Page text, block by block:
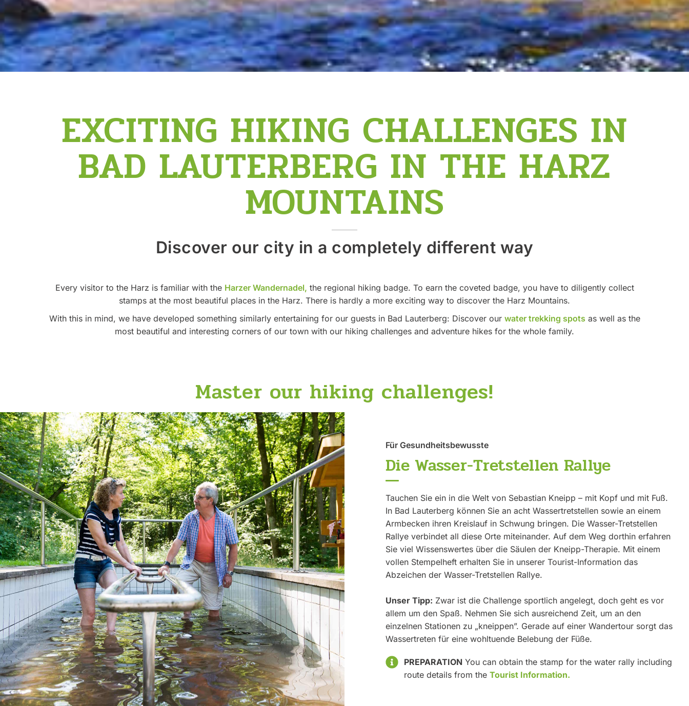
EXCITING HIKING CHALLENGES IN
BAD LAUTERBERG IN THE HARZ
MOUNTAINS
Discover our city in a completely different way
Every visitor to the Harz is familiar with the Harzer Wandernadel, the regional hiking badge. To earn the coveted badge, you have to diligently collect
stamps at the most beautiful places in the Harz. There is hardly a more exciting way to discover the Harz Mountains.
With this in mind, we have developed something similarly entertaining for our guests in Bad Lauterberg: Discover our water trekking spots as well as the
most beautiful and interesting corners of our town with our hiking challenges and adventure hikes for the whole family.
Master our hiking challenges!
Für Gesundheitsbewusste
Die Wasser-Tretstellen Rallye
Tauchen Sie ein in die Welt von Sebastian Kneipp – mit Kopf und mit Fuß.
In Bad Lauterberg können Sie an acht Wassertretstellen sowie an einem
Armbecken ihren Kreislauf in Schwung bringen. Die Wasser-Tretstellen
Rallye verbindet all diese Orte miteinander. Auf dem Weg dorthin erfahren
Sie viel Wissenswertes über die Säulen der Kneipp-Therapie. Mit einem
vollen Stempelheft erhalten Sie in unserer Tourist-Information das
Abzeichen der Wasser-Tretstellen Rallye.
Unser Tipp: Zwar ist die Challenge sportlich angelegt, doch geht es vor
allem um den Spaß. Nehmen Sie sich ausreichend Zeit, um an den
einzelnen Stationen zu „kneippen”. Gerade auf einer Wandertour sorgt das
Wassertreten für eine wohltuende Belebung der Füße.
PREPARATION You can obtain the stamp for the water rally including
route details from theTourist Information.